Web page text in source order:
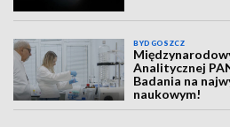
BYDGOSZCZ
Analitycznej
Badania na
naukowym!